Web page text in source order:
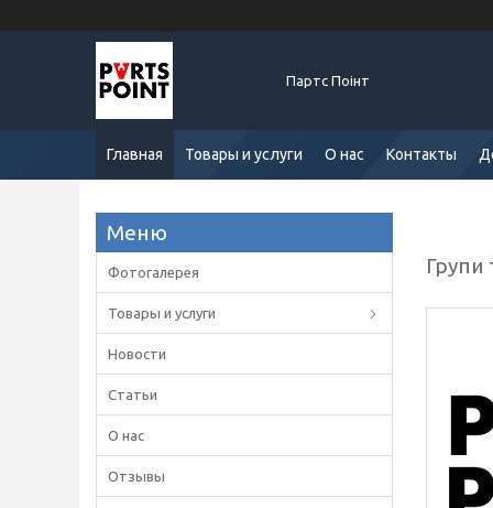
Партс Поінт
Главная Товары и услуги О нас Контакты
Групи
Фотогалерея
Товары и услуги
Новости
Статьи
О нас
Отзывы